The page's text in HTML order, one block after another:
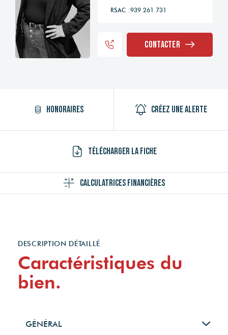
RSAC :939 261 731
Contacter
Honoraires Créez une alerte
Télécharger la fiche
Calculatrices financières
DESCRIPTION DÉTAILLÉ
Caractéristiques du
bien.
GÉNÉRAL